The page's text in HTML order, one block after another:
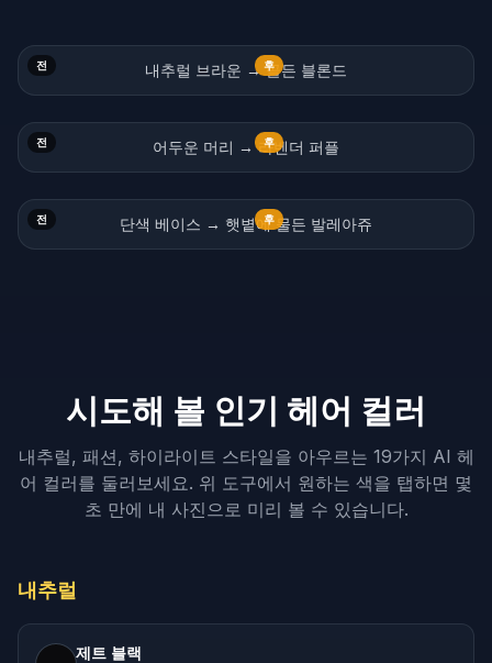
전 후
내추럴 브라운 → 골든 블론드
전 후
어두운 머리 → 라벤더 퍼플
전 후
단색 베이스 → 햇볕에 물든 발레아쥬
시도해 볼 인기 헤어 컬러
내추럴, 패션, 하이라이트 스타일을 아우르는 19가지 AI 헤
어 컬러를 둘러보세요. 위 도구에서 원하는 색을 탭하면 몇
초 만에 내 사진으로 미리 볼 수 있습니다.
내추럴
제트 블랙